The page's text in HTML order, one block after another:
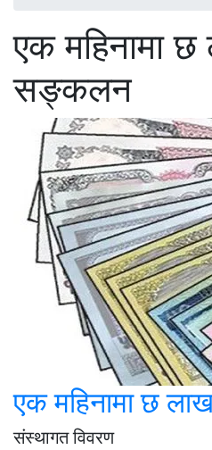
एक महिनामा
सङ्कलन
एक महिनामा छ
संस्थागत विवरण